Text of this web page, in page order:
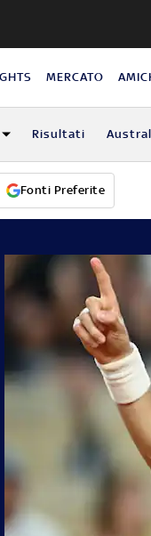
MERCATO
Risultati
Fonti Preferite